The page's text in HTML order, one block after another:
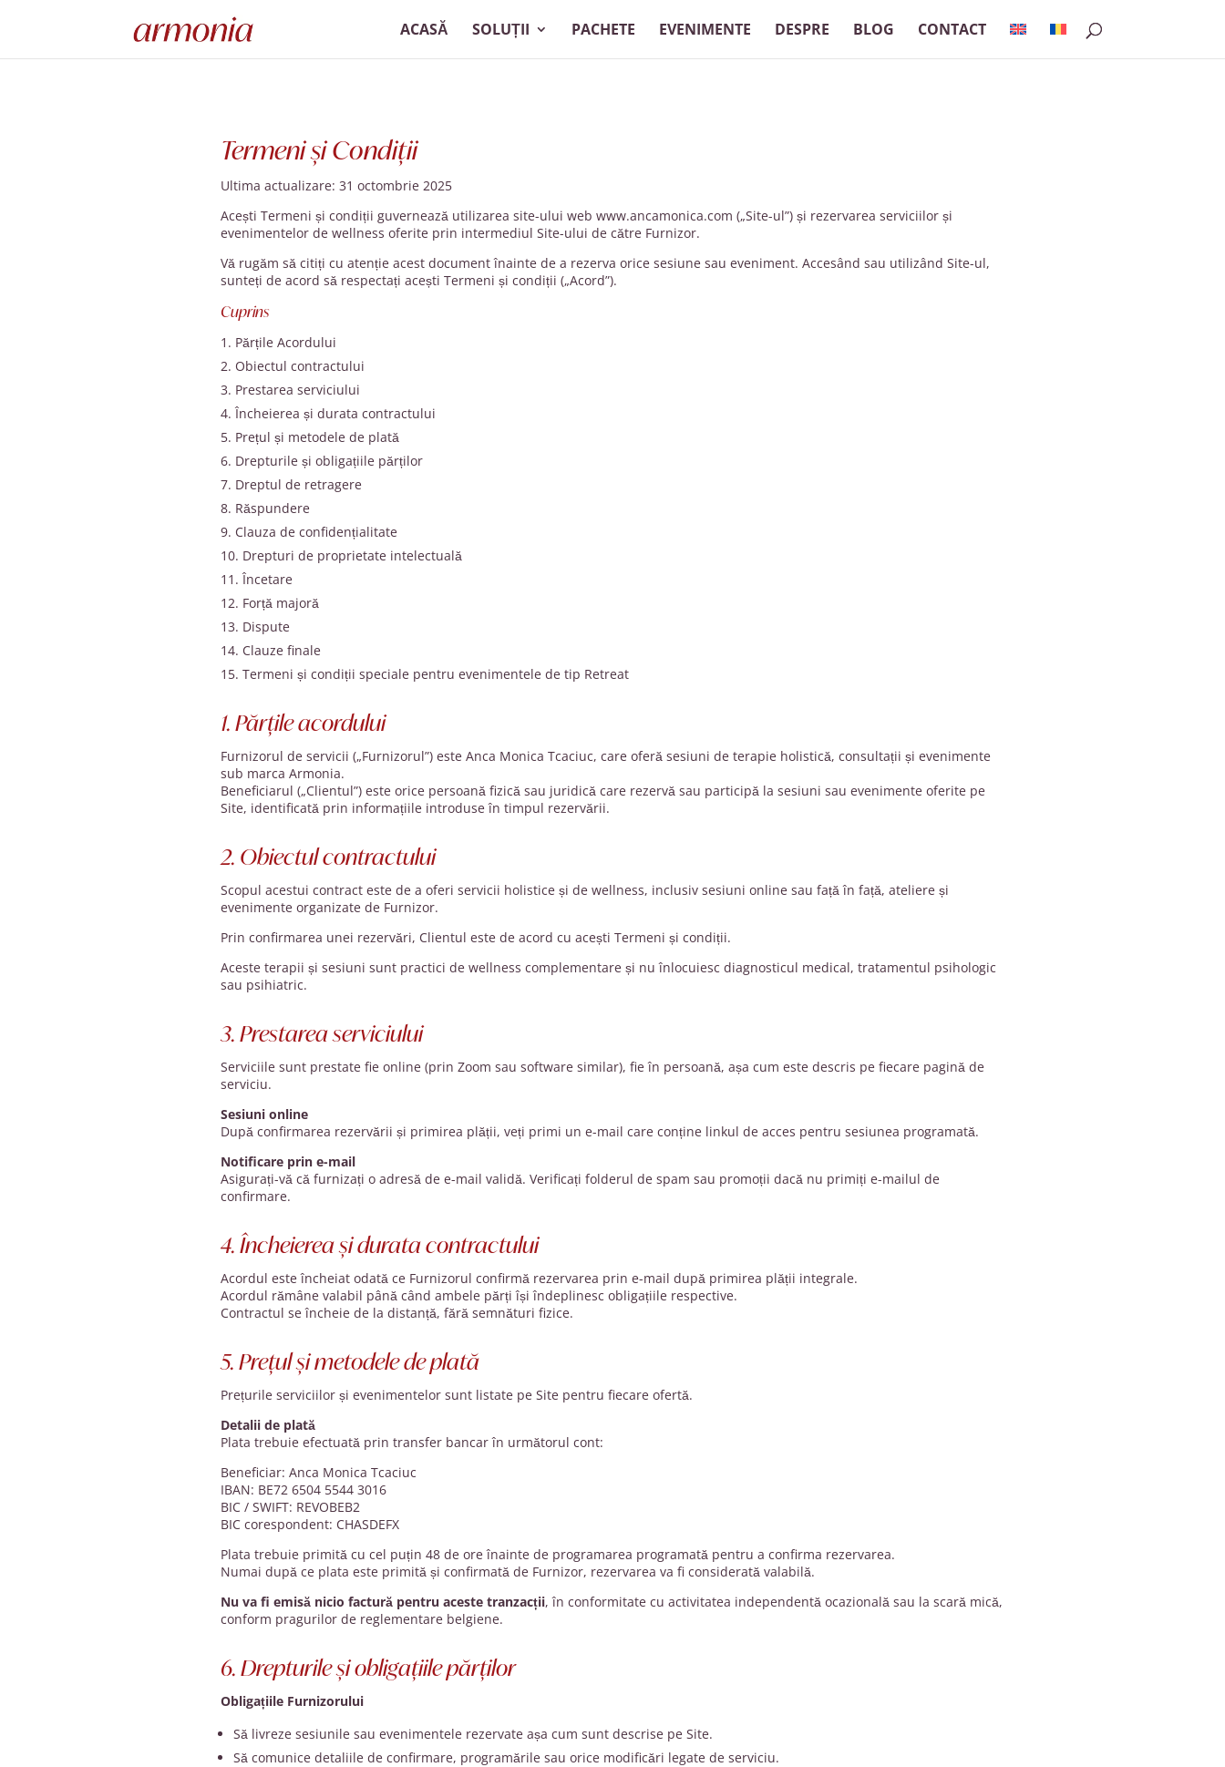
ACASĂ SOLUȚII PACHETE EVENIMENTE DESPRE BLOG CONTACT
Termeni și Condiții
Ultima actualizare: 31 octombrie 2025
Acești Termeni și condiții guvernează utilizarea site-ului web www.ancamonica.com („Site-ul”) și rezervarea serviciilor și
evenimentelor de wellness oferite prin intermediul Site-ului de către Furnizor.
Vă rugăm să citiți cu atenție acest document înainte de a rezerva orice sesiune sau eveniment. Accesând sau utilizând Site-ul,
sunteți de acord să respectați acești Termeni și condiții („Acord”).
Cuprins
Părțile Acordului
Obiectul contractului
Prestarea serviciului
Încheierea și durata contractului
Prețul și metodele de plată
Drepturile și obligațiile părților
Dreptul de retragere
Răspundere
Clauza de confidențialitate
Drepturi de proprietate intelectuală
Încetare
Forță majoră
Dispute
Clauze finale
Termeni și condiții speciale pentru evenimentele de tip Retreat
1. Părțile acordului
Furnizorul de servicii („Furnizorul”) este Anca Monica Tcaciuc, care oferă sesiuni de terapie holistică, consultații și evenimente
sub marca Armonia.
Beneficiarul („Clientul”) este orice persoană fizică sau juridică care rezervă sau participă la sesiuni sau evenimente oferite pe
Site, identificată prin informațiile introduse în timpul rezervării.
2. Obiectul contractului
Scopul acestui contract este de a oferi servicii holistice și de wellness, inclusiv sesiuni online sau față în față, ateliere și
evenimente organizate de Furnizor.
Prin confirmarea unei rezervări, Clientul este de acord cu acești Termeni și condiții.
Aceste terapii și sesiuni sunt practici de wellness complementare și nu înlocuiesc diagnosticul medical, tratamentul psihologic
sau psihiatric.
3. Prestarea serviciului
Serviciile sunt prestate fie online (prin Zoom sau software similar), fie în persoană, așa cum este descris pe fiecare pagină de
serviciu.
Sesiuni online
După confirmarea rezervării și primirea plății, veți primi un e-mail care conține linkul de acces pentru sesiunea programată.
Notificare prin e-mail
Asigurați-vă că furnizați o adresă de e-mail validă. Verificați folderul de spam sau promoții dacă nu primiți e-mailul de
confirmare.
4. Încheierea și durata contractului
Acordul este încheiat odată ce Furnizorul confirmă rezervarea prin e-mail după primirea plății integrale.
Acordul rămâne valabil până când ambele părți își îndeplinesc obligațiile respective.
Contractul se încheie de la distanță, fără semnături fizice.
5. Prețul și metodele de plată
Prețurile serviciilor și evenimentelor sunt listate pe Site pentru fiecare ofertă.
Detalii de plată
Plata trebuie efectuată prin transfer bancar în următorul cont:
Beneficiar: Anca Monica Tcaciuc
IBAN: BE72 6504 5544 3016
BIC / SWIFT: REVOBEB2
BIC corespondent: CHASDEFX
Plata trebuie primită cu cel puțin 48 de ore înainte de programarea programată pentru a confirma rezervarea.
Numai după ce plata este primită și confirmată de Furnizor, rezervarea va fi considerată valabilă.
Nu va fi emisă nicio factură pentru aceste tranzacții, în conformitate cu activitatea independentă ocazională sau la scară mică,
conform pragurilor de reglementare belgiene.
6. Drepturile și obligațiile părților
Obligațiile Furnizorului
Să livreze sesiunile sau evenimentele rezervate așa cum sunt descrise pe Site.
Să comunice detaliile de confirmare, programările sau orice modificări legate de serviciu.